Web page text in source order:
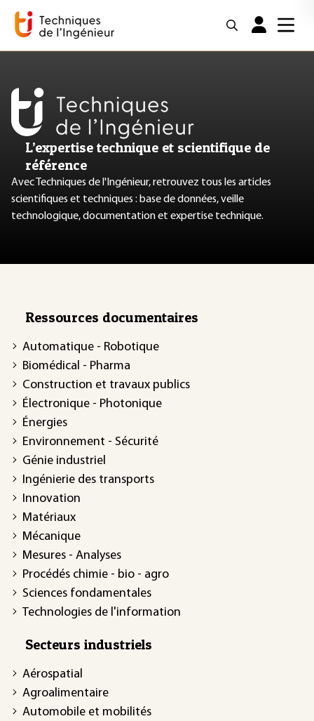
L’expertise technique et scientifique de
référence
Avec Techniques de l'Ingénieur, retrouvez tous les articles
scientifiques et techniques : base de données, veille
technologique, documentation et expertise technique.
Ressources documentaires
Automatique - Robotique
Biomédical - Pharma
Construction et travaux publics
Électronique - Photonique
Énergies
Environnement - Sécurité
Génie industriel
Ingénierie des transports
Innovation
Matériaux
Mécanique
Mesures - Analyses
Procédés chimie - bio - agro
Sciences fondamentales
Technologies de l'information
Secteurs industriels
Aérospatial
Agroalimentaire
Automobile et mobilités